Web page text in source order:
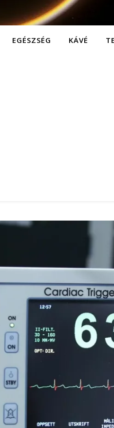
EGÉSZSÉG KÁVÉ